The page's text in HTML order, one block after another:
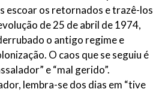
escoar os retornados e trazê-los
de 25 de abril de 1974,
o antigo regime e
O caos que se seguiu é
e “mal gerido”.
lembra-se dos dias em “tive